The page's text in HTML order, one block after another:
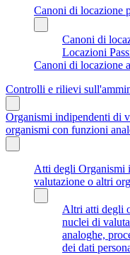
Canoni di locazione
Canoni di
Locazioni
Canoni di locazione
Controlli e rilievi
Organismi indipendenti di
organismi con funzioni
Atti degli Organismi
valutazione o altri
Altri atti degli
nuclei di
analoghe,
dei dati